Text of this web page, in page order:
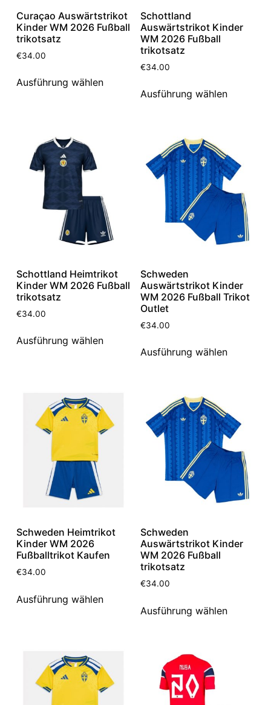
Curaçao Auswärtstrikot
Kinder WM 2026 Fußball
trikotsatz
€34.00
Ausführung wählen
Schottland
Auswärtstrikot Kinder
WM 2026 Fußball
trikotsatz
€34.00
Ausführung wählen
Schottland Heimtrikot
Kinder WM 2026 Fußball
trikotsatz
€34.00
Ausführung wählen
Schweden
Auswärtstrikot Kinder
WM 2026 Fußball Trikot
Outlet
€34.00
Ausführung wählen
Schweden Heimtrikot
Kinder WM 2026
Fußballtrikot Kaufen
€34.00
Ausführung wählen
Schweden
Auswärtstrikot Kinder
WM 2026 Fußball
trikotsatz
€34.00
Ausführung wählen